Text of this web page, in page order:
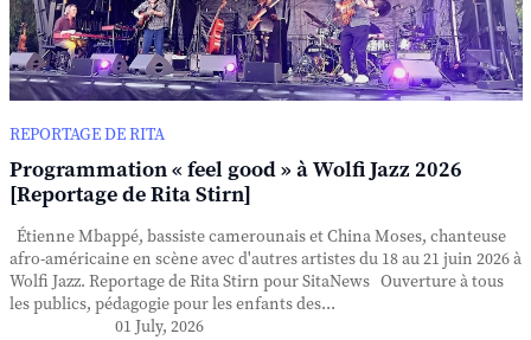
REPORTAGE DE RITA
Programmation « feel good » à Wolfi Jazz 2026
[Reportage de Rita Stirn]
Étienne Mbappé, bassiste camerounais et China Moses, chanteuse
afro-américaine en scène avec d'autres artistes du 18 au 21 juin 2026 à
Wolfi Jazz. Reportage de Rita Stirn pour SitaNews Ouverture à tous
les publics, pédagogie pour les enfants des...
01 July, 2026